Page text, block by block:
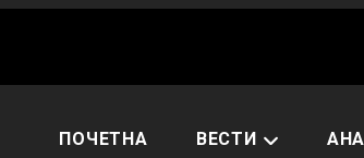
ПОЧЕТНА ВЕСТИ